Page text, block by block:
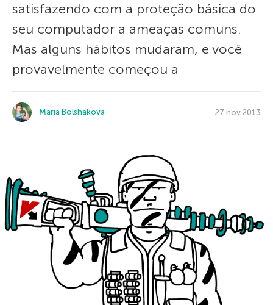
satisfazendo com a proteção básica do
seu computador a ameaças comuns.
Mas alguns hábitos mudaram, e você
provavelmente começou a
Maria Bolshakova 27 nov 2013